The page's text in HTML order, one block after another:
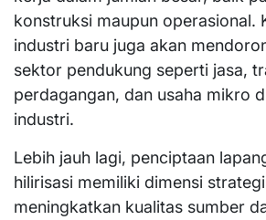
konstruksi maupun operasional.
industri baru juga akan
sektor pendukung seperti jasa,
perdagangan, dan usaha mikro
industri.
Lebih jauh lagi, penciptaan
hilirisasi memiliki dimensi
meningkatkan kualitas sumber